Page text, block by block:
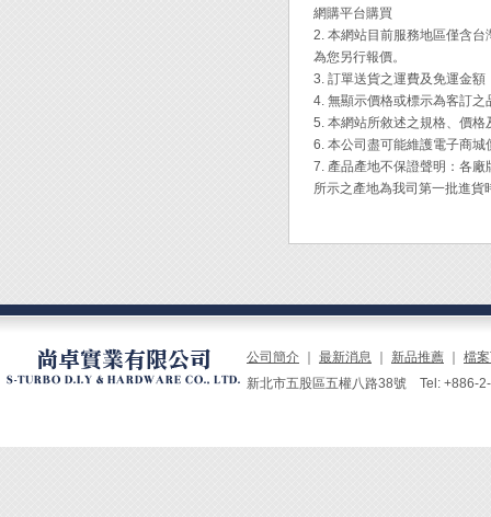
1. 戒
2. 使
◆ 注
1. 在
筆。
2. 並
3. 使
乾。
可。
◆ 廣泛
網購平台購買
2. 本網站目前服務地區僅含
為您另行報價。
3. 訂單送貨之運費及免運金
4. 無顯示價格或標示為客訂
5. 本網站所敘述之規格、價
6. 本公司盡可能維護電子商
7. 產品產地不保證聲明：各
所示之產地為我司第一批進
公司簡介 最新消息 新品推薦
檔
新北市五股區五權八路38號 Tel: